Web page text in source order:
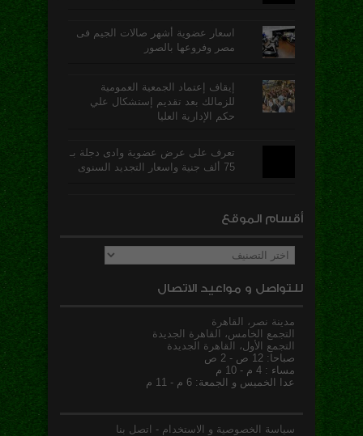
اسعار عضوية أشهر صالات الجيم فى
مصر وفروعها بالصور
إيقاف إعتماد الجمعية العمومية
للزمالك بعد تقديم إستشكال علي
حكم الإدارية العليا
تعرف على عرض عضوية وادى دجلة بـ
75 ألف جنية واسعار التجديد السنوى
أقسام الموقع
أقسام
الموقع
للتواصل و مواعيد الاتصال
مدينة نصر، القاهرة
التجمع الخامس، القاهرة الجديدة
التجمع الأول، القاهرة الجديدة
صباحا: 12 ص - 2 ص
مساء : 4 م - 10 م
عدا الخميس و الجمعة: 6 م - 11 م
سياسة الخصوصية و الاستخدام - اتصل بنا